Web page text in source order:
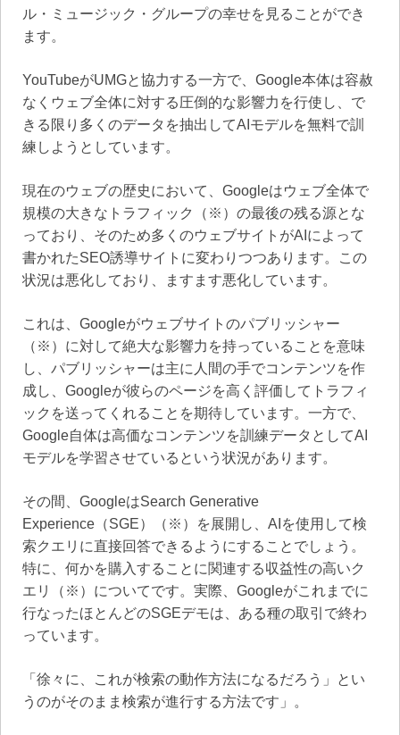
ル・ミュージック・グループの幸せを見ることができ
ます。
YouTubeがUMGと協力する一方で、Google本体は容赦
なくウェブ全体に対する圧倒的な影響力を行使し、で
きる限り多くのデータを抽出してAIモデルを無料で訓
練しようとしています。
現在のウェブの歴史において、Googleはウェブ全体で
規模の大きなトラフィック（※）の最後の残る源とな
っており、そのため多くのウェブサイトがAIによって
書かれたSEO誘導サイトに変わりつつあります。この
状況は悪化しており、ますます悪化しています。
これは、Googleがウェブサイトのパブリッシャー
（※）に対して絶大な影響力を持っていることを意味
し、パブリッシャーは主に人間の手でコンテンツを作
成し、Googleが彼らのページを高く評価してトラフィ
ックを送ってくれることを期待しています。一方で、
Google自体は高価なコンテンツを訓練データとしてAI
モデルを学習させているという状況があります。
その間、GoogleはSearch Generative
Experience（SGE）（※）を展開し、AIを使用して検
索クエリに直接回答できるようにすることでしょう。
特に、何かを購入することに関連する収益性の高いク
エリ（※）についてです。実際、Googleがこれまでに
行なったほとんどのSGEデモは、ある種の取引で終わ
っています。
「徐々に、これが検索の動作方法になるだろう」とい
うのがそのまま検索が進行する方法です」。